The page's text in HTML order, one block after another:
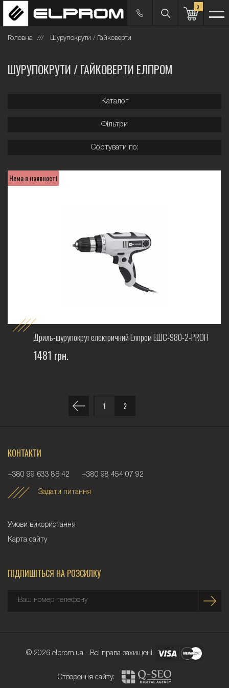
0
Головна Шурупокрути / Гайковерти
ШУРУПОКРУТИ / ГАЙКОВЕРТИ ЕЛПРОМ
Каталог
Фільтри
Сортувати по:
Нема в наявності
Дриль-шурупокрут електричний Елпром ЕШС-980-2-PROFI
1481 грн.
1 2
КОНТАКТИ
+380 99 633 86 42 +380 98 454 07 92
Задати питання
Умови використання
Карта сайту
ПІДПИШІТЬСЯ НА РОЗСИЛКУ
© 2026 elprom.ua - Всі права захищені.
Створення сайту: